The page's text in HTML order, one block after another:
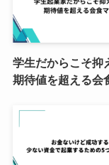
学生だからこそ抑
期待値を超える会